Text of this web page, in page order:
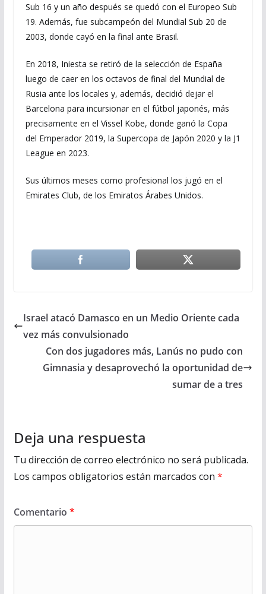
Sub 16 y un año después se quedó con el Europeo Sub
19. Además, fue subcampeón del Mundial Sub 20 de
2003, donde cayó en la final ante Brasil.
En 2018, Iniesta se retiró de la selección de España
luego de caer en los octavos de final del Mundial de
Rusia ante los locales y, además, decidió dejar el
Barcelona para incursionar en el fútbol japonés, más
precisamente en el Vissel Kobe, donde ganó la Copa
del Emperador 2019, la Supercopa de Japón 2020 y la J1
League en 2023.
Sus últimos meses como profesional los jugó en el
Emirates Club, de los Emiratos Árabes Unidos.
Israel atacó Damasco en un Medio Oriente cada
vez más convulsionado
Con dos jugadores más, Lanús no pudo con
Gimnasia y desaprovechó la oportunidad de
sumar de a tres
Deja una respuesta
Tu dirección de correo electrónico no será publicada.
Los campos obligatorios están marcados con *
Comentario *